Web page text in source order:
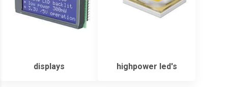
displays highpower led's